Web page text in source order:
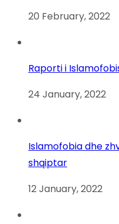
20 February, 2022
Raporti i
24 January, 2022
Islamofobia dhe
shqiptar
12 January, 2022